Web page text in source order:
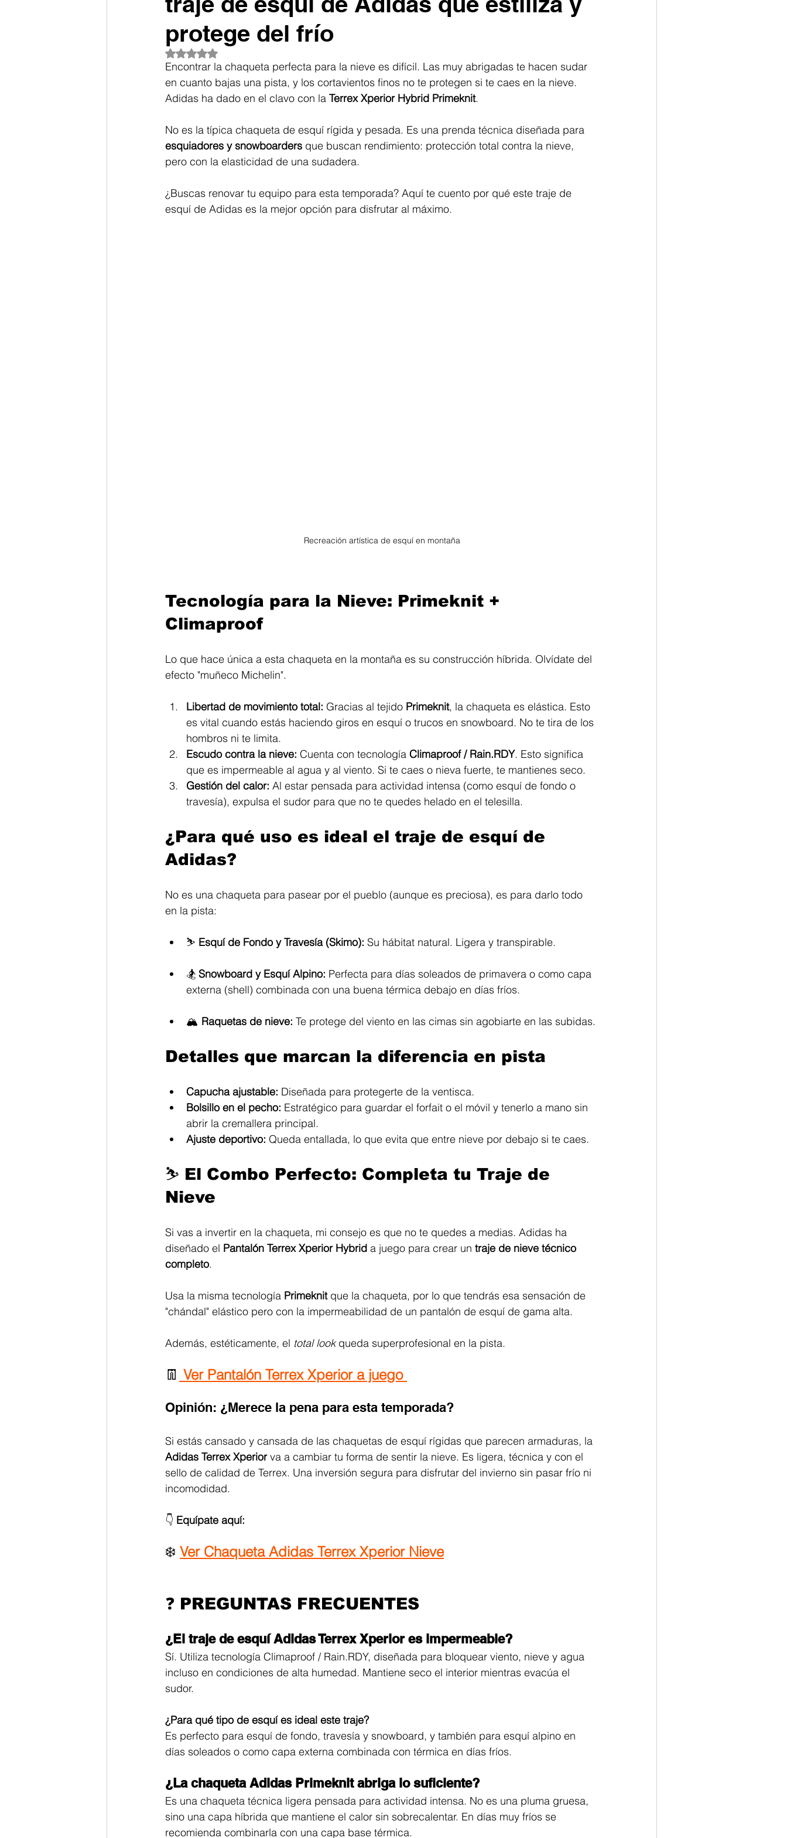
protege del frío
Obtuvo NaN de 5 estrellas.
Encontrar la chaqueta perfecta para la nieve es difícil. Las muy abrigadas te hacen sudar
en cuanto bajas una pista, y los cortavientos finos no te protegen si te caes en la nieve.
Adidas ha dado en el clavo con la Terrex Xperior Hybrid Primeknit.
No es la típica chaqueta de esquí rígida y pesada. Es una prenda técnica diseñada para
esquiadores y snowboarders que buscan rendimiento: protección total contra la nieve,
pero con la elasticidad de una sudadera.
¿Buscas renovar tu equipo para esta temporada? Aquí te cuento por qué este traje de
esquí de Adidas es la mejor opción para disfrutar al máximo.
Recreación artística de esquí en montaña
Tecnología para la Nieve: Primeknit +
Climaproof
Lo que hace única a esta chaqueta en la montaña es su construcción híbrida. Olvídate del
efecto "muñeco Michelin".
Libertad de movimiento total: Gracias al tejido Primeknit, la chaqueta es elástica. Esto
es vital cuando estás haciendo giros en esquí o trucos en snowboard. No te tira de los
hombros ni te limita.
Escudo contra la nieve: Cuenta con tecnología Climaproof / Rain.RDY. Esto significa
que es impermeable al agua y al viento. Si te caes o nieva fuerte, te mantienes seco.
Gestión del calor: Al estar pensada para actividad intensa (como esquí de fondo o
travesía), expulsa el sudor para que no te quedes helado en el telesilla.
¿Para qué uso es ideal el traje de esquí de
Adidas?
No es una chaqueta para pasear por el pueblo (aunque es preciosa), es para darlo todo
en la pista:
⛷️ Esquí de Fondo y Travesía (Skimo): Su hábitat natural. Ligera y transpirable.
🏂 Snowboard y Esquí Alpino: Perfecta para días soleados de primavera o como capa
externa (shell) combinada con una buena térmica debajo en días fríos.
🏔️ Raquetas de nieve: Te protege del viento en las cimas sin agobiarte en las subidas.
Detalles que marcan la diferencia en pista
Capucha ajustable: Diseñada para protegerte de la ventisca.
Bolsillo en el pecho: Estratégico para guardar el forfait o el móvil y tenerlo a mano sin
abrir la cremallera principal.
Ajuste deportivo: Queda entallada, lo que evita que entre nieve por debajo si te caes.
⛷️ El Combo Perfecto: Completa tu Traje de
Nieve
Si vas a invertir en la chaqueta, mi consejo es que no te quedes a medias. Adidas ha
diseñado el Pantalón Terrex Xperior Hybrid a juego para crear un traje de nieve técnico
completo.
Usa la misma tecnología Primeknit que la chaqueta, por lo que tendrás esa sensación de
"chándal" elástico pero con la impermeabilidad de un pantalón de esquí de gama alta.
Además, estéticamente, el total look queda superprofesional en la pista.
👖 Ver Pantalón Terrex Xperior a juego
Opinión: ¿Merece la pena para esta temporada?
Si estás cansado y cansada de las chaquetas de esquí rígidas que parecen armaduras, la
Adidas Terrex Xperior va a cambiar tu forma de sentir la nieve. Es ligera, técnica y con el
sello de calidad de Terrex. Una inversión segura para disfrutar del invierno sin pasar frío ni
incomodidad.
👇 Equípate aquí:
❄️ Ver Chaqueta Adidas Terrex Xperior Nieve
❓ PREGUNTAS FRECUENTES
¿El traje de esquí Adidas Terrex Xperior es impermeable?
Sí. Utiliza tecnología Climaproof / Rain.RDY, diseñada para bloquear viento, nieve y agua
incluso en condiciones de alta humedad. Mantiene seco el interior mientras evacúa el
sudor.
¿Para qué tipo de esquí es ideal este traje?
Es perfecto para esquí de fondo, travesía y snowboard, y también para esquí alpino en
días soleados o como capa externa combinada con térmica en días fríos.
¿La chaqueta Adidas Primeknit abriga lo suficiente?
Es una chaqueta técnica ligera pensada para actividad intensa. No es una pluma gruesa,
sino una capa híbrida que mantiene el calor sin sobrecalentar. En días muy fríos se
recomienda combinarla con una capa base térmica.